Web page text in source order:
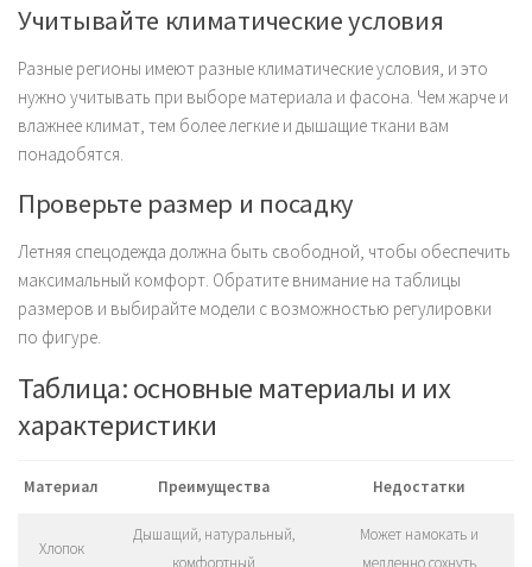
Учитывайте климатические условия
Разные регионы имеют разные климатические условия, и это
нужно учитывать при выборе материала и фасона. Чем жарче и
влажнее климат, тем более легкие и дышащие ткани вам
понадобятся.
Проверьте размер и посадку
Летняя спецодежда должна быть свободной, чтобы обеспечить
максимальный комфорт. Обратите внимание на таблицы
размеров и выбирайте модели с возможностью регулировки
по фигуре.
Таблица: основные материалы и их
характеристики
Материал Преимущества Недостатки
Хлопок
Дышащий, натуральный,
комфортный
Может намокать и
медленно сохнуть